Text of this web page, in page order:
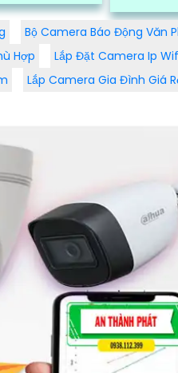
Bộ Camera Báo Động Văn
Hợp Lắp Đặt Camera Ip
Lắp Camera Gia Đình Giá